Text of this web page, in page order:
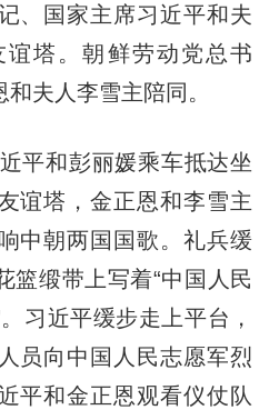
、国家主席习近平和夫
谊塔。朝鲜劳动党总书
夫人李雪主陪同。
和彭丽媛乘车抵达坐
谊塔，金正恩和李雪主
中朝两国国歌。礼兵缓
篮缎带上写着“中国人民
习近平缓步走上平台，
员向中国人民志愿军烈
平和金正恩观看仪仗队